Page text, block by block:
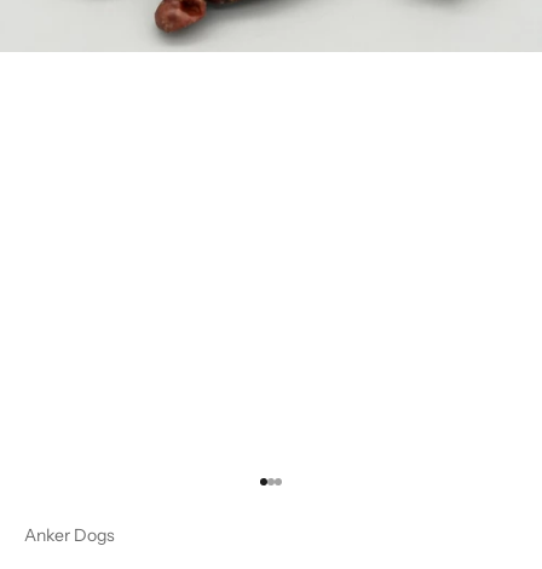
Gehe zu Element 1
Gehe zu Element 2
Gehe zu Element 3
Anker Dogs